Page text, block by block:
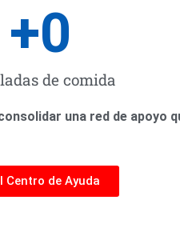
de comida
+0
una red de apoyo
Centro de Ayuda